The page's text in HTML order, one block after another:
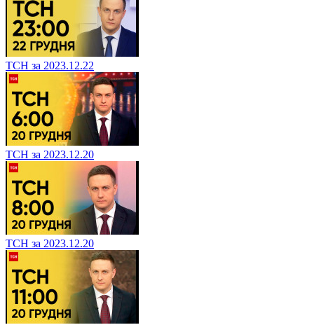
ТСН за 2023.12.22
ТСН за 2023.12.20
ТСН за 2023.12.20